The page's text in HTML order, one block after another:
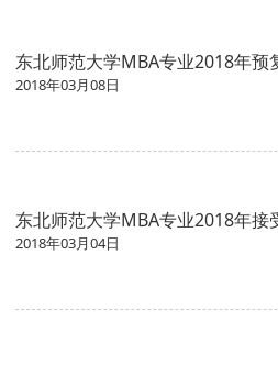
东北师范大学MBA专业2018年预
2018年03月08日
东北师范大学MBA专业2018年接
2018年03月04日